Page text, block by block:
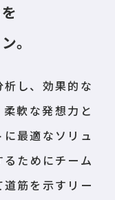
。
し、効果的な
軟な発想力と
最適なソリュ
ためにチーム
筋を示すリー